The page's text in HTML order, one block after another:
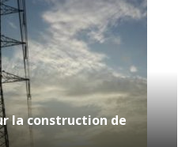
la construction de